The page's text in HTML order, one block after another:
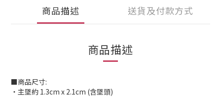
商品描述 送貨及付款方式
商品描述
■商品尺寸:
‧主墜約 1.3cm x 2.1cm (含墜頭)